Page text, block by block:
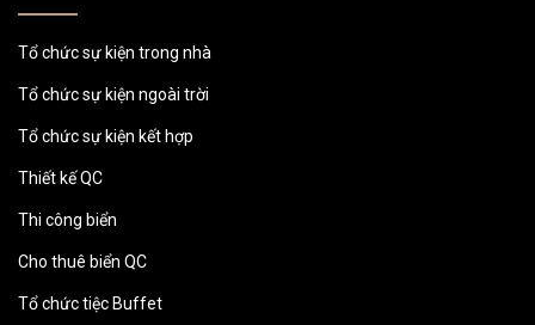
Tổ chức sự kiện trong nhà
Tổ chức sự kiện ngoài trời
Tổ chức sự kiện kết hợp
Thiết kế QC
Thi công biển
Cho thuê biển QC
Tổ chức tiệc Buffet